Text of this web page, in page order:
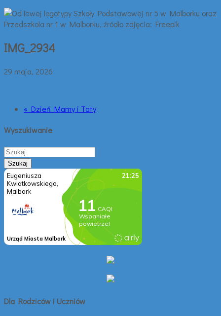
IMG_2934
29 maja, 2026
« Dzień Mamy i Taty
Wyszukiwanie
Dla Rodziców i Uczniów